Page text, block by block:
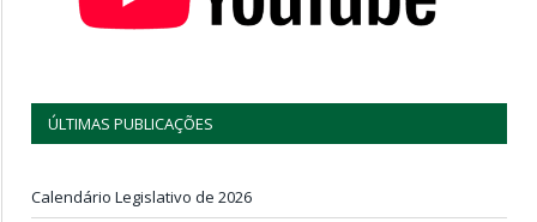
ÚLTIMAS PUBLICAÇÕES
Calendário Legislativo de 2026